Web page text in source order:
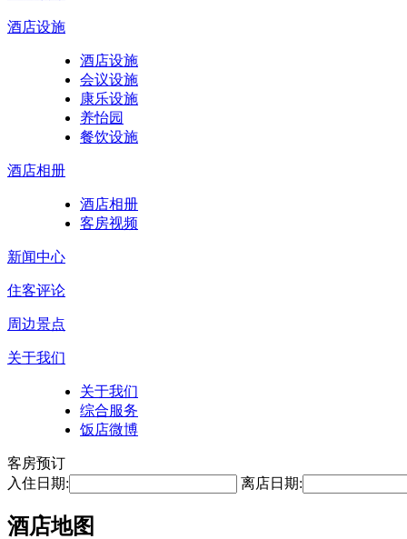
酒店设施
酒店设施
会议设施
康乐设施
养怡园
餐饮设施
酒店相册
酒店相册
客房视频
新闻中心
住客评论
周边景点
关于我们
关于我们
综合服务
饭店微博
客房预订
入住日期:
离店日期:
酒店地图